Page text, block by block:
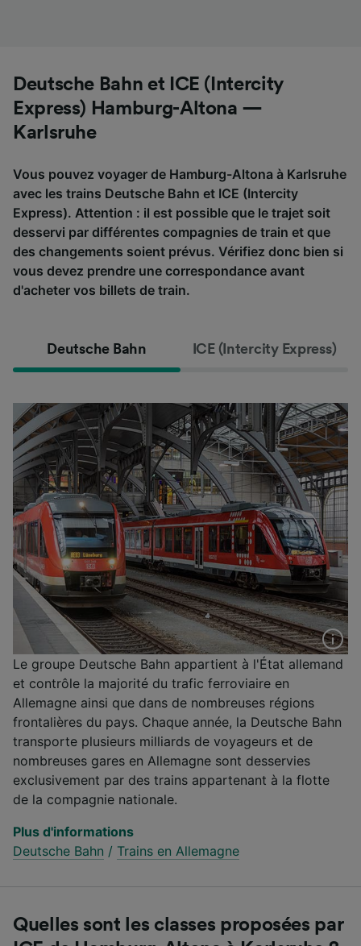
Deutsche Bahn et ICE (Intercity
Express) Hamburg-Altona —
Karlsruhe
Vous pouvez voyager de Hamburg-Altona à Karlsruhe
avec les trains Deutsche Bahn et ICE (Intercity
Express). Attention : il est possible que le trajet soit
desservi par différentes compagnies de train et que
des changements soient prévus. Vérifiez donc bien si
vous devez prendre une correspondance avant
d'acheter vos billets de train.
Deutsche Bahn ICE (Intercity Express)
Le groupe Deutsche Bahn appartient à l'État allemand
et contrôle la majorité du trafic ferroviaire en
Allemagne ainsi que dans de nombreuses régions
frontalières du pays. Chaque année, la Deutsche Bahn
transporte plusieurs milliards de voyageurs et de
nombreuses gares en Allemagne sont desservies
exclusivement par des trains appartenant à la flotte
de la compagnie nationale.
Plus d'informations
Deutsche Bahn / Trains en Allemagne
Quelles sont les classes proposées par